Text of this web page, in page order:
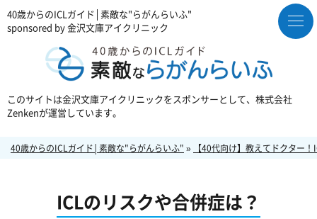
40歳からのICLガイド│素敵な"らがんらいふ"
sponsored by 金沢文庫アイクリニック
このサイトは金沢文庫アイクリニックをスポンサーとして、株式会社
Zenkenが運営しています。
40歳からのICLガイド│素敵な"らがんらいふ" » 【40代向け】教えてドクター
ICLのリスクや合併症は？